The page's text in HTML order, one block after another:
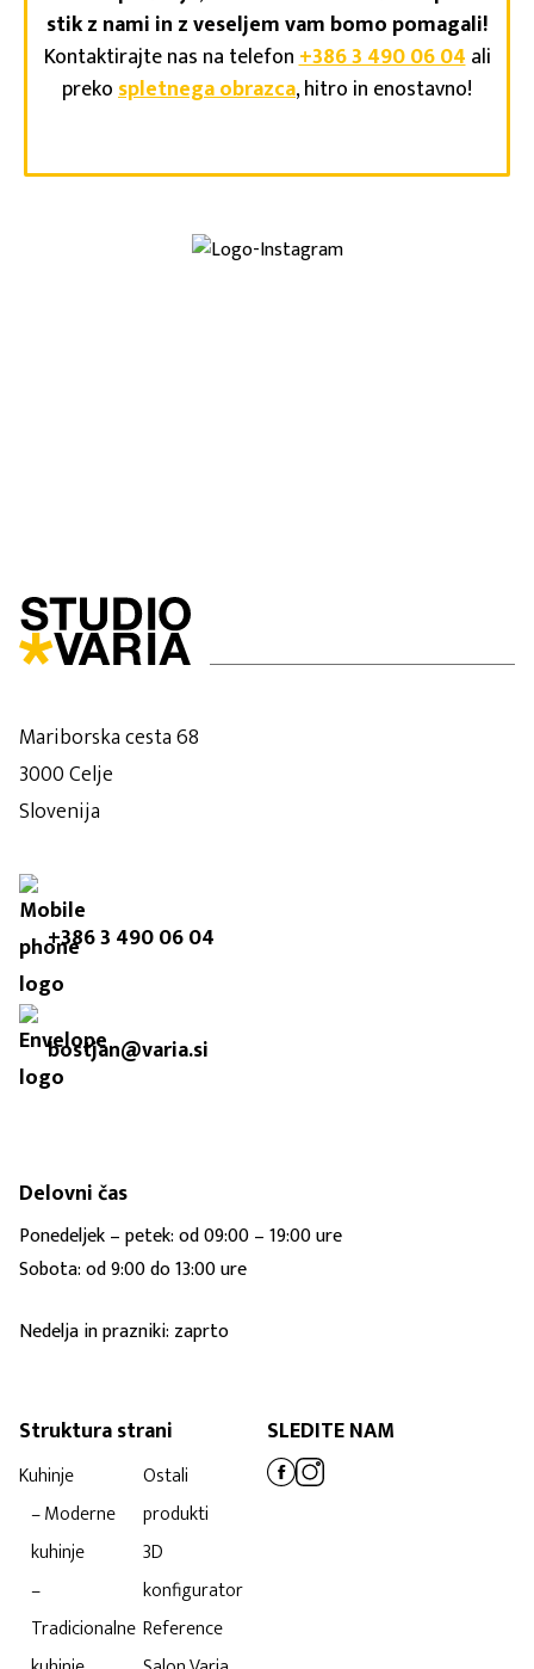
stik z nami in z veseljem vam bomo pomagali!
Kontaktirajte nas na telefon+386 3 490 06 04ali
prekospletnega obrazca, hitro in enostavno!
Mariborska cesta 68
3000 Celje
Slovenija
+386 3 490 06 04
bostjan@varia.si
Delovni čas
Ponedeljek – petek: od 09:00 – 19:00 ure
Sobota: od 9:00 do 13:00 ure
Nedelja in prazniki: zaprto
Struktura strani
Kuhinje
– Moderne
kuhinje
–
Tradicionalne
Ostali
produkti
3D
konfigurator
Reference
SLEDITE NAM